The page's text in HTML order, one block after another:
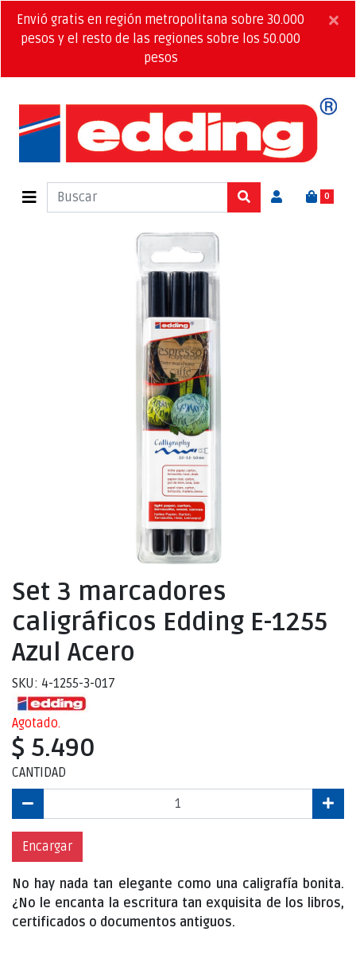
Envió gratis en región metropolitana sobre 30.000
pesos y el resto de las regiones sobre los 50.000
pesos
×
0
Set 3 marcadores
caligráficos Edding E-1255
Azul Acero
SKU: 4-1255-3-017
Agotado.
$ 5.490
CANTIDAD
Encargar
No hay nada tan elegante como una caligrafía bonita.
¿No le encanta la escritura tan exquisita de los libros,
certificados o documentos antiguos.